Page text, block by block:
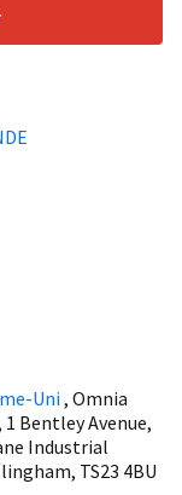
Uni, Omnia
1 Bentley Avenue,
Industrial
TS23 4BU